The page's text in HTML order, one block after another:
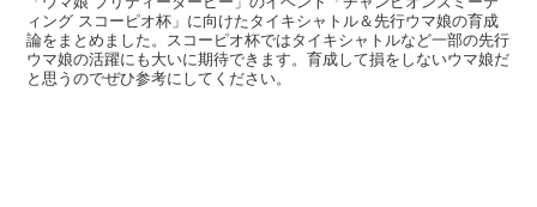
ィング スコーピオ杯」に向けたタイキシャトル＆先行ウマ娘の育成
論をまとめました。スコーピオ杯ではタイキシャトルなど一部の先行
ウマ娘の活躍にも大いに期待できます。育成して損をしないウマ娘だ
と思うのでぜひ参考にしてください。